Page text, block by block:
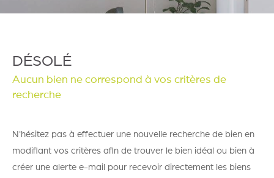
DÉSOLÉ
Aucun bien ne correspond à vos critères de
recherche
N'hésitez pas à effectuer une nouvelle recherche de bien en
modifiant vos critères afin de trouver le bien idéal ou bien à
créer une alerte e-mail pour recevoir directement les biens